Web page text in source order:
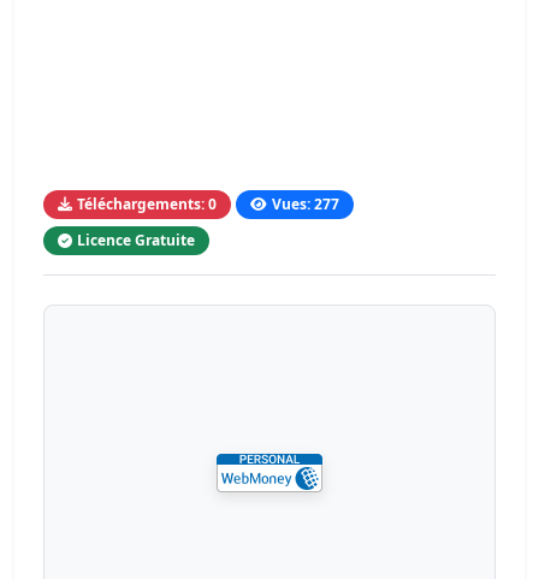
Téléchargements: 0
Vues: 277
Licence Gratuite